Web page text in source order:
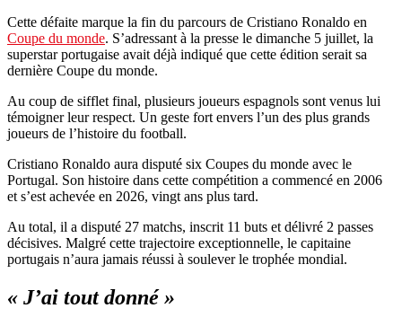
Cette défaite marque la fin du parcours de Cristiano Ronaldo en
Coupe du monde. S’adressant à la presse le dimanche 5 juillet, la
superstar portugaise avait déjà indiqué que cette édition serait sa
dernière Coupe du monde.
Au coup de sifflet final, plusieurs joueurs espagnols sont venus lui
témoigner leur respect. Un geste fort envers l’un des plus grands
joueurs de l’histoire du football.
Cristiano Ronaldo aura disputé six Coupes du monde avec le
Portugal. Son histoire dans cette compétition a commencé en 2006
et s’est achevée en 2026, vingt ans plus tard.
Au total, il a disputé 27 matchs, inscrit 11 buts et délivré 2 passes
décisives. Malgré cette trajectoire exceptionnelle, le capitaine
portugais n’aura jamais réussi à soulever le trophée mondial.
« J’ai tout donné »